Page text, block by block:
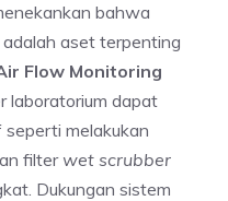
bahwa
aset terpenting
Flow Monitoring
laboratorium dapat
melakukan
filter wet scrubber
Dukungan sistem